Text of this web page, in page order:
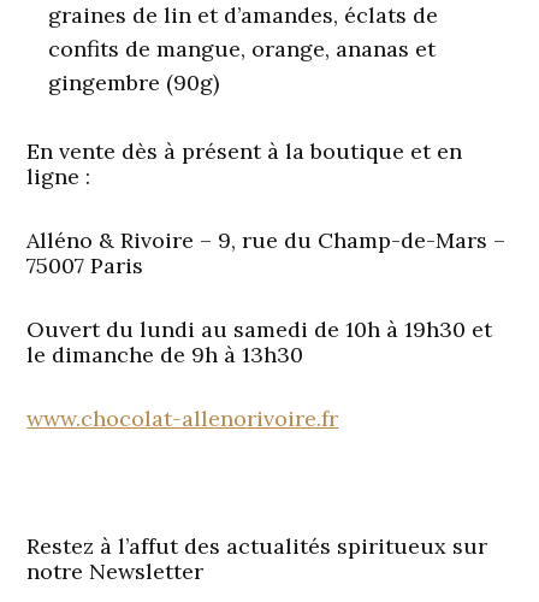
graines de lin et d’amandes, éclats de
confits de mangue, orange, ananas et
gingembre (90g)
En vente dès à présent à la boutique et en
ligne :
Alléno & Rivoire – 9, rue du Champ-de-Mars –
75007 Paris
Ouvert du lundi au samedi de 10h à 19h30 et
le dimanche de 9h à 13h30
www.chocolat-allenorivoire.fr
Restez à l’affut des actualités spiritueux sur
notre Newsletter